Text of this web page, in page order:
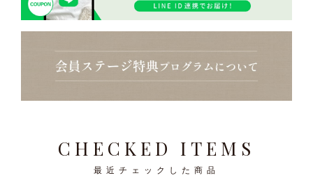
CHECKED ITEMS
最近チェックした商品